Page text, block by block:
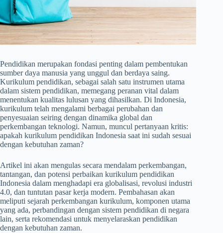
Pendidikan merupakan fondasi penting dalam pembentukan
sumber daya manusia yang unggul dan berdaya saing.
Kurikulum pendidikan, sebagai salah satu instrumen utama
dalam sistem pendidikan, memegang peranan vital dalam
menentukan kualitas lulusan yang dihasilkan. Di Indonesia,
kurikulum telah mengalami berbagai perubahan dan
penyesuaian seiring dengan dinamika global dan
perkembangan teknologi. Namun, muncul pertanyaan kritis:
apakah kurikulum pendidikan Indonesia saat ini sudah sesuai
dengan kebutuhan zaman?
Artikel ini akan mengulas secara mendalam perkembangan,
tantangan, dan potensi perbaikan kurikulum pendidikan
Indonesia dalam menghadapi era globalisasi, revolusi industri
4.0, dan tuntutan pasar kerja modern. Pembahasan akan
meliputi sejarah perkembangan kurikulum, komponen utama
yang ada, perbandingan dengan sistem pendidikan di negara
lain, serta rekomendasi untuk menyelaraskan pendidikan
dengan kebutuhan zaman.